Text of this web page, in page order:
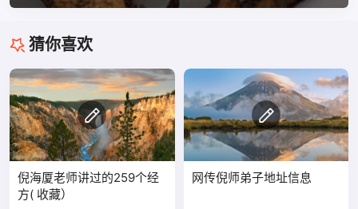
猜你喜欢
倪海厦老师讲过的259个经
方( 收藏）
网传倪师弟子地址信息